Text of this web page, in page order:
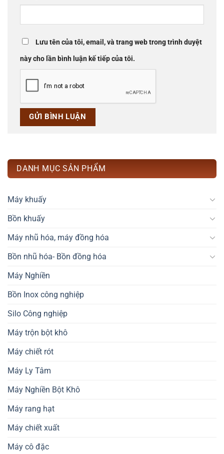
Lưu tên của tôi, email, và trang web trong trình duyệt
này cho lần bình luận kế tiếp của tôi.
DANH MỤC SẢN PHẨM
Máy khuấy
Bồn khuấy
Máy nhũ hóa, máy đồng hóa
Bồn nhũ hóa- Bồn đồng hóa
Máy Nghiền
Bồn Inox công nghiệp
Silo Công nghiệp
Máy trộn bột khô
Máy chiết rót
Máy Ly Tâm
Máy Nghiền Bột Khô
Máy rang hạt
Máy chiết xuất
Máy cô đặc